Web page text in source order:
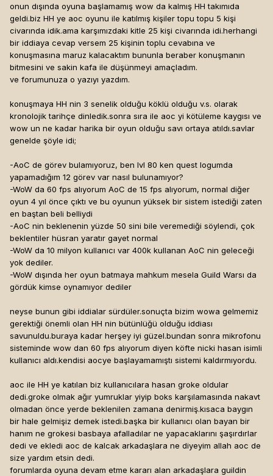
onun dışında oyuna başlamamış wow da kalmış HH takımıda
geldi.biz HH ye aoc oyunu ile katılmış kişiler topu topu 5 kişi
civarında idik.ama karşımızdaki kitle 25 kişi civarında idi.herhangi
bir iddiaya cevap versem 25 kişinin toplu cevabına ve
konuşmasına maruz kalacaktım bununla beraber konuşmanın
bitmesini ve sakin kafa ile düşünmeyi amaçladım.
ve forumunuza o yazıyı yazdım.
konuşmaya HH nin 3 senelik olduğu köklü olduğu v.s. olarak
kronolojik tarihçe dinledik.sonra sıra ile aoc yi kötüleme kaygısı ve
wow un ne kadar harika bir oyun olduğu savı ortaya atıldı.savlar
genelde şöyle idi;
-AoC de görev bulamıyoruz, ben lvl 80 ken quest logumda
yapamadığım 12 görev var nasıl bulunamıyor?
-WoW da 60 fps alıyorum AoC de 15 fps alıyorum, normal diğer
oyun 4 yıl önce çıktı ve bu oyunun yüksek bir sistem istediği zaten
en baştan beli belliydi
-AoC nin beklenenin yüzde 50 sini bile veremediği söylendi, çok
beklentiler hüsran yaratır gayet normal
-WoW da 10 milyon kullanıcı var 400k kullanan AoC nin geleceği
yok dediler.
-WoW dışında her oyun batmaya mahkum mesela Guild Warsı da
gördük kimse oynamıyor dediler
neyse bunun gibi iddialar sürdüler.sonuçta bizim wowa gelmemiz
gerektiği önemli olan HH nin bütünlüğü olduğu iddiası
savunuldu.buraya kadar herşey iyi güzel.bundan sonra mikrofonu
sisteminde wow dan 60 fps alıyorum diyen köfte nicki hasan isimli
kullanıcı aldı.kendisi aocye başlayamamıştı sistemi kaldırmıyordu.
aoc ile HH ye katılan biz kullanıcılara hasan groke oldular
dedi.groke olmak ağır yumruklar yiyip boks karşılamasında nakavt
olmadan önce yerde beklenilen zamana denirmiş.kısaca baygın
bir hale gelmişiz demek istedi.başka bir kullanıcı olan bayan bir
hanım ne grokesi basbaya afalladılar ne yapacaklarını şaşırdırlar
dedi ve ekledi aoc de kalcak arkadaşlara ne diyeyim allah aoc de
size yardım etsin dedi.
forumlarda oyuna devam etme kararı alan arkadaşlara guildin